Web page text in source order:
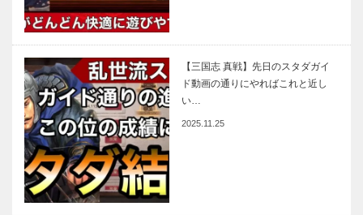
【三国志 真戦】先日のスタダガイ
ド動画の通りにやればこれと近し
い…
2025.11.25